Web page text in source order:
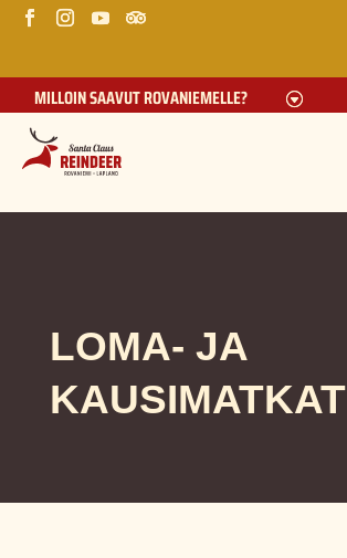
MILLOIN SAAVUT ROVANIEMELLE?
LOMA- JA
KAUSIMATKAT